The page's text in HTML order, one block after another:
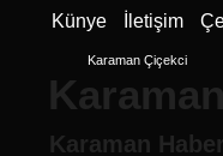
Künye İletişim
Karaman Çiçekci
Karaman
Karaman Haber